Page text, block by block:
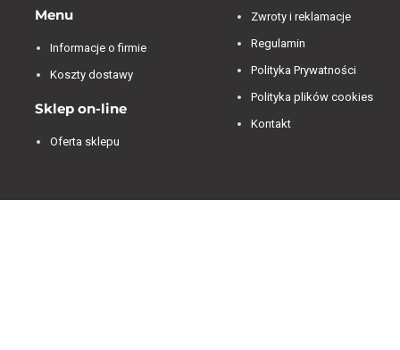
Menu
Informacje o firmie
Koszty dostawy
Sklep on-line
Oferta sklepu
Zwroty i reklamacje
Regulamin
Polityka Prywatności
Polityka plików cookies
Kontakt